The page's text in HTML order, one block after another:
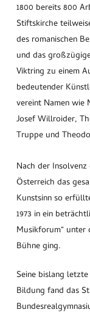
1800 bereits 800
Stiftskirche
des romanischen
und das
Viktring zu einem
bedeutender
vereint Namen wie
Josef Willroider,
Truppe und
Nach der
Österreich das
Kunstsinn so
1973 in ein
Musikforum“
Bühne ging.
Seine bislang
Bildung fand das